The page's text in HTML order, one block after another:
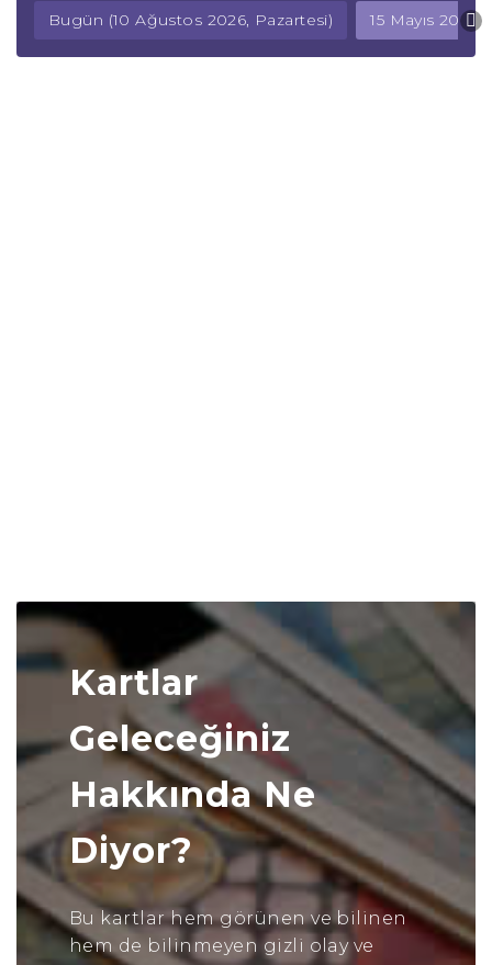
Bugün (10 Ağustos 2026, Pazartesi) 15 Mayıs 2026,
Kartlar
Geleceğiniz
Hakkında Ne
Diyor?
Bu kartlar hem görünen ve bilinen
hem de bilinmeyen gizli olay ve